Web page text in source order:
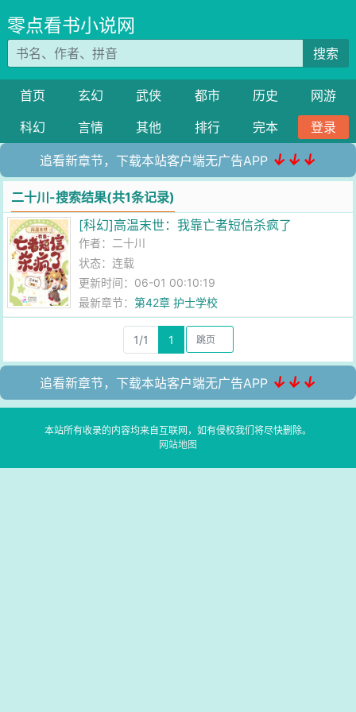
零点看书小说网
搜索
首页 玄幻 武侠 都市 历史
网游
科幻
言情 其他 排行 完本 登录
追看新章节，下载本站客户端无广告APP ↓↓↓
二十川-搜索结果(共1条记录)
[科幻]高温末世：我靠亡者短信杀疯了
作者： 二十川
状态：连载
更新时间：06-01 00:10:19
最新章节：第42章 护士学校
1/1 1
追看新章节，下载本站客户端无广告APP ↓↓↓
本站所有收录的内容均来自互联网，如有侵权我们将尽快删除。
网站地图